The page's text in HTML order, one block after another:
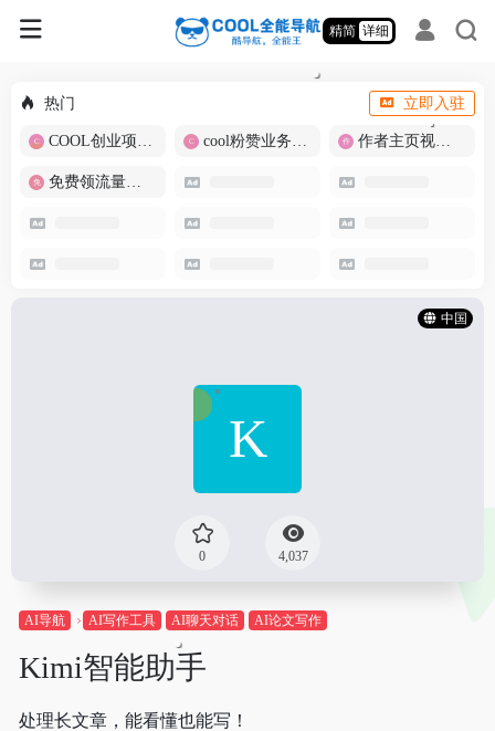
精简 详细
热门 立即入驻
COOL创业项目商城 cool粉赞业务商城【爆粉引流】 作者主页视频批量提取
免费领流量卡-包邮
中国
0 4,037
AI导航 AI写作工具 AI聊天对话 AI论文写作
Kimi智能助手
处理长文章，能看懂也能写！